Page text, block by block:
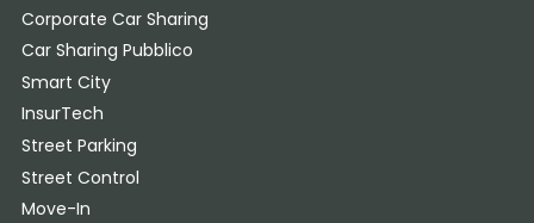
Corporate Car Sharing
Car Sharing Pubblico
Smart City
InsurTech
Street Parking
Street Control
Move-In